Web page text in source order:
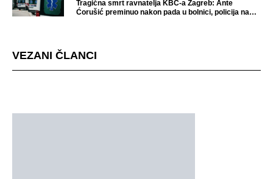
Tragična smrt ravnatelja KBC-a Zagreb: Ante
Ćorušić preminuo nakon pada u bolnici, policija na
VEZANI ČLANCI